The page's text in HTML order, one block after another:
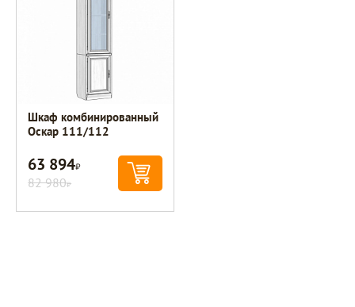
Шкаф комбинированный
Оскар 111/112
63 894Р
82 980Р